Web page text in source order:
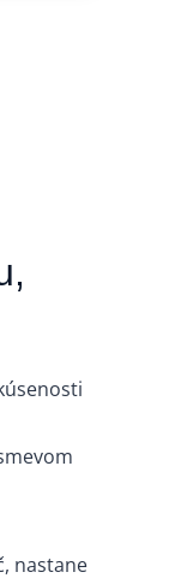
nastane